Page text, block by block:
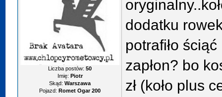
Liczba postów:50
Imię: Piotr
Skąd: Warszawa
Pojazd: Romet Ogar 200
dodatku
potrafiło
zapłon? bo
zł (koło plus